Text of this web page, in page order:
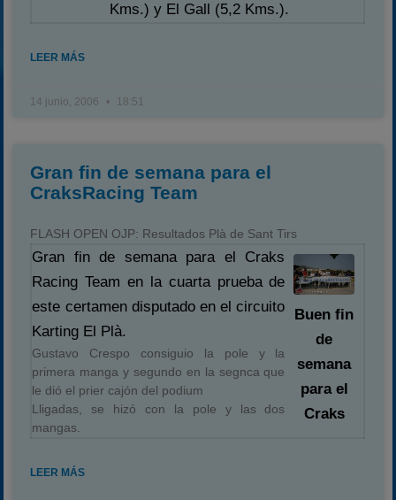
Kms.) y El Gall (5,2 Kms.).
LEER MÁS
14 junio, 2006 18:51
Gran fin de semana para el
CraksRacing Team
FLASH OPEN OJP: Resultados Plà de Sant Tirs
Gran fin de semana para el Craks
Racing Team en la cuarta prueba de
este certamen disputado en el circuito
Karting El Plà.
Gustavo Crespo consiguio la pole y la
primera manga y segundo en la segnca que
le dió el prier cajón del podium
Lligadas, se hizó con la pole y las dos
mangas.
Buen fin
de
semana
para el
Craks
LEER MÁS